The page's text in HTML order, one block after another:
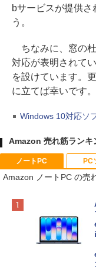
bサービスが提供さ
う。
ちなみに、窓の杜
対応が表明されて
を設けています。
に立てば幸いです。
Windows 10対応ソ
Amazon 売れ筋ランキ
ノートPC
Amazon ノートPC の売
PC